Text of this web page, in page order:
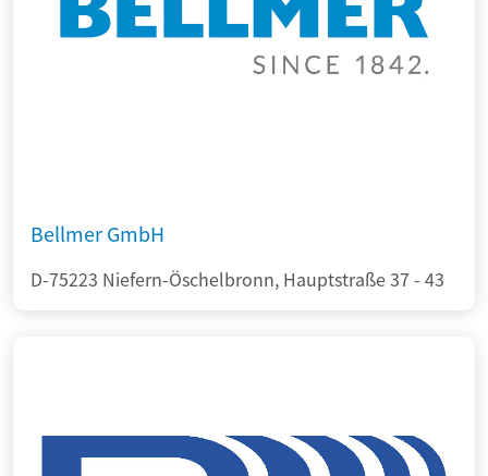
Bellmer GmbH
D-75223 Niefern-Öschelbronn, Hauptstraße 37 - 43